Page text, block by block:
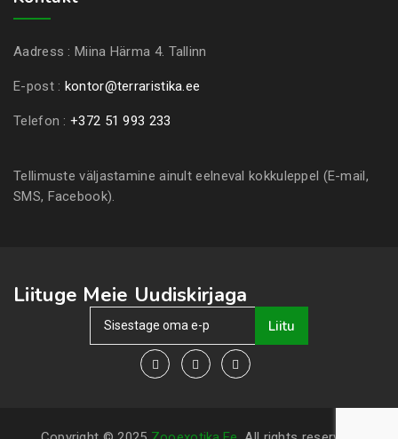
Aadress : Miina Härma 4. Tallinn
E-post : kontor@terraristika.ee
Telefon : +372 51 993 233
Tellimuste väljastamine ainult eelneval kokkuleppel (E-mail,
SMS, Facebook).
Liituge Meie Uudiskirjaga
Liitu